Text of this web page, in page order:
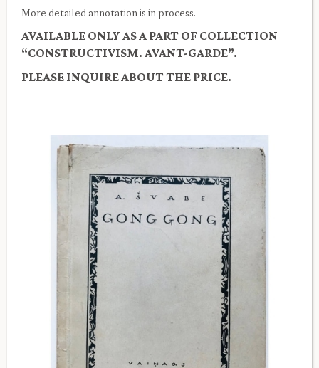
More detailed annotation is in process.
AVAILABLE ONLY AS A PART OF COLLECTION
“CONSTRUCTIVISM. AVANT-GARDE”.
PLEASE INQUIRE ABOUT THE PRICE.